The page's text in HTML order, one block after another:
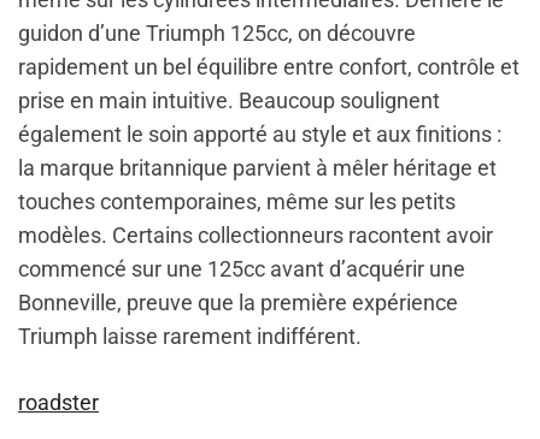
guidon d’une Triumph 125cc, on découvre
rapidement un bel équilibre entre confort, contrôle et
prise en main intuitive. Beaucoup soulignent
également le soin apporté au style et aux finitions :
la marque britannique parvient à mêler héritage et
touches contemporaines, même sur les petits
modèles. Certains collectionneurs racontent avoir
commencé sur une 125cc avant d’acquérir une
Bonneville, preuve que la première expérience
Triumph laisse rarement indifférent.
roadster